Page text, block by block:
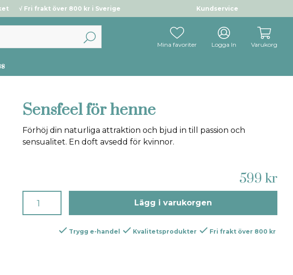
Kundservice
√ Fri frakt över 800 kr i Sverige
Mina favoriter Logga In Varukorg
Sensfeel för henne
Förhöj din naturliga attraktion och bjud in till passion och
sensualitet. En doft avsedd för kvinnor.
599 kr
Lägg i varukorgen
Trygg e-handel Kvalitetsprodukter Fri frakt över 800 kr